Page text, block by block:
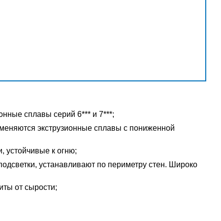
сплавы серий 6*** и 7***;
экструзионные сплавы с пониженной
устойчивые к огню;
устанавливают по периметру стен. Широко
от сырости;